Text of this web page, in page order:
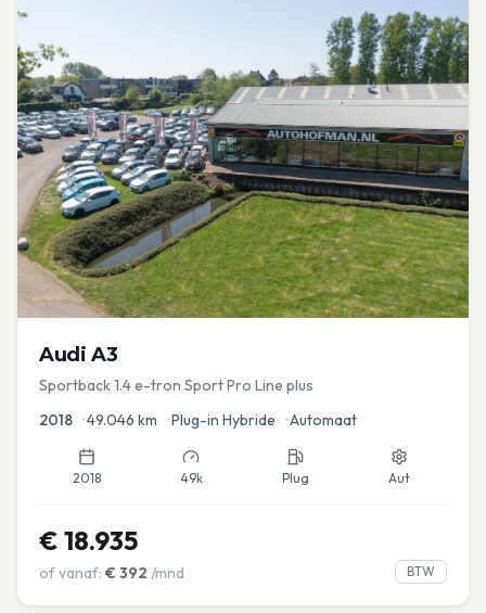
Audi A3
Sportback 1.4 e-tron Sport Pro Line plus
2018 •49.046 km •Plug-in Hybride •Automaat
2018 49k Plug Aut
€ 18.935
of vanaf: € 392 /mnd BTW